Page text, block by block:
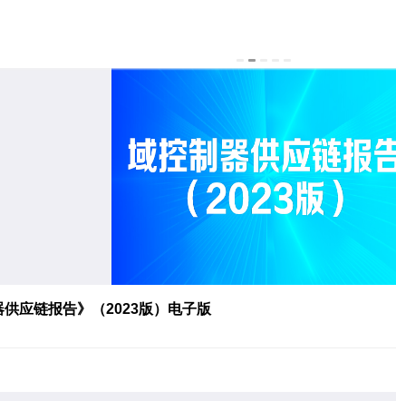
应链报告》（2023版）电子版